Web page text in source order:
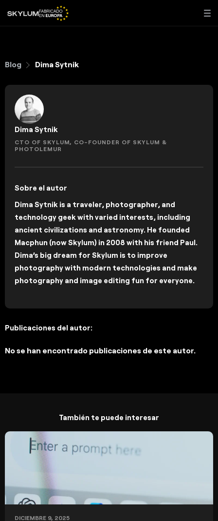
Blog Dima Sytnik
Dima Sytnik
CTO OF SKYLUM, CO-FOUNDER OF SKYLUM &
PHOTOLEMUR
Sobre el autor
Dima Sytnik is a traveler, photographer, and
technology geek with varied interests, including
ancient civilizations and astronomy. He founded
Macphun (now Skylum) in 2008 with his friend Paul.
Dima’s big dream for Skylum is to improve
photography with modern technologies and make
photography and image editing fun for everyone.
Publicaciones del autor:
No se han encontrado publicaciones de este autor.
También te puede interesar
DICIEMBRE 9, 2025